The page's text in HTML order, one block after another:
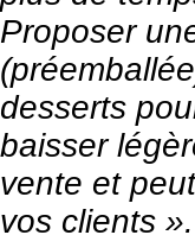
Proposer
desserts
baisser
vente et
vos clients ».